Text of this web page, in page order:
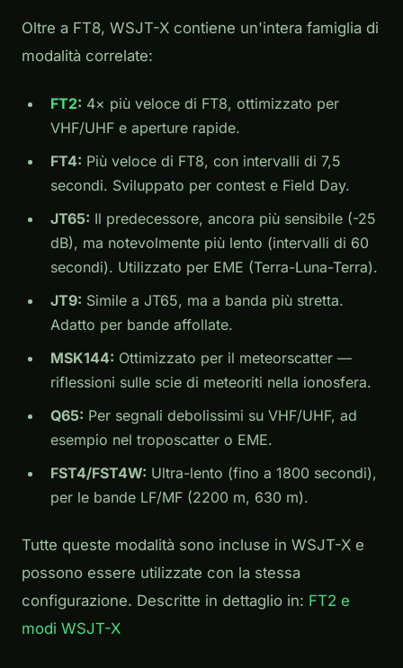
Oltre a FT8, WSJT-X contiene un'intera famiglia di
modalità correlate:
FT2: 4× più veloce di FT8, ottimizzato per
VHF/UHF e aperture rapide.
FT4: Più veloce di FT8, con intervalli di 7,5
secondi. Sviluppato per contest e Field Day.
JT65: Il predecessore, ancora più sensibile (-25
dB), ma notevolmente più lento (intervalli di 60
secondi). Utilizzato per EME (Terra-Luna-Terra).
JT9: Simile a JT65, ma a banda più stretta.
Adatto per bande affollate.
MSK144: Ottimizzato per il meteorscatter —
riflessioni sulle scie di meteoriti nella ionosfera.
Q65: Per segnali debolissimi su VHF/UHF, ad
esempio nel troposcatter o EME.
FST4/FST4W: Ultra-lento (fino a 1800 secondi),
per le bande LF/MF (2200 m, 630 m).
Tutte queste modalità sono incluse in WSJT-X e
possono essere utilizzate con la stessa
configurazione. Descritte in dettaglio in: FT2 e
modi WSJT-X